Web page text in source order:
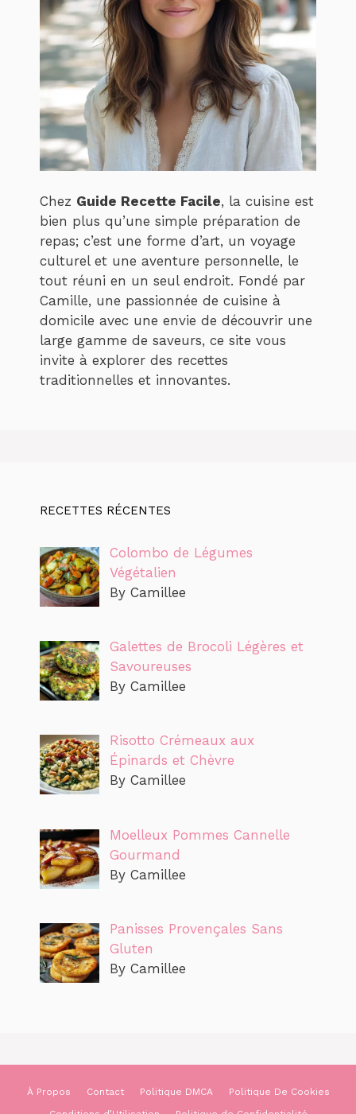
Chez Guide Recette Facile, la cuisine est
bien plus qu’une simple préparation de
repas; c’est une forme d’art, un voyage
culturel et une aventure personnelle, le
tout réuni en un seul endroit. Fondé par
Camille, une passionnée de cuisine à
domicile avec une envie de découvrir une
large gamme de saveurs, ce site vous
invite à explorer des recettes
traditionnelles et innovantes.
RECETTES RÉCENTES
Colombo de Légumes
Végétalien
By Camillee
Galettes de Brocoli Légères et
Savoureuses
By Camillee
Risotto Crémeaux aux
Épinards et Chèvre
By Camillee
Moelleux Pommes Cannelle
Gourmand
By Camillee
Panisses Provençales Sans
Gluten
By Camillee
À Propos Contact Politique DMCA
Politique De Cookies